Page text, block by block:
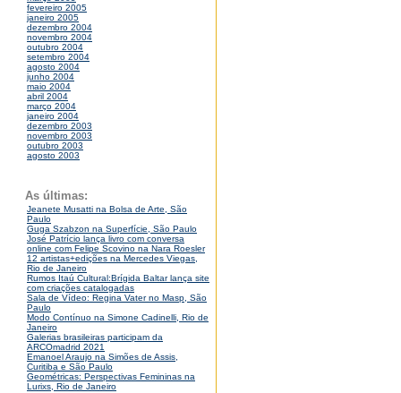
fevereiro 2005
janeiro 2005
dezembro 2004
novembro 2004
outubro 2004
setembro 2004
agosto 2004
junho 2004
maio 2004
abril 2004
março 2004
janeiro 2004
dezembro 2003
novembro 2003
outubro 2003
agosto 2003
As últimas:
Jeanete Musatti na Bolsa de Arte, São
Paulo
Guga Szabzon na Superfície, São Paulo
José Patrício lança livro com conversa
online com Felipe Scovino na Nara Roesler
12 artistas+edições na Mercedes Viegas,
Rio de Janeiro
Rumos Itaú Cultural:Brígida Baltar lança site
com criações catalogadas
Sala de Vídeo: Regina Vater no Masp, São
Paulo
Modo Contínuo na Simone Cadinelli, Rio de
Janeiro
Galerias brasileiras participam da
ARCOmadrid 2021
Emanoel Araujo na Simões de Assis,
Curitiba e São Paulo
Geométricas: Perspectivas Femininas na
Lurixs, Rio de Janeiro